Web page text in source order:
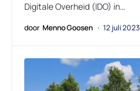
Digitale Overheid (IDO) in…
door Menno Goosen 12 juli 2023